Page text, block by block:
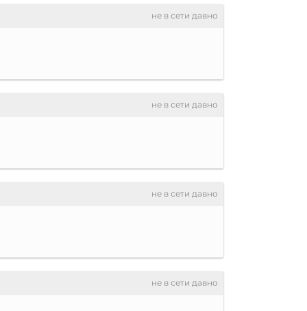
не в сети давно
не в сети давно
не в сети давно
не в сети давно